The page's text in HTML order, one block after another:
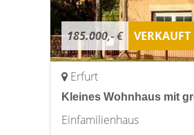
185.000,- € VERKAUFT
Erfurt
Kleines Wohnhaus mit
Einfamilienhaus